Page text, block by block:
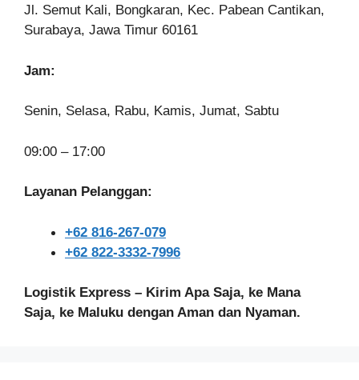
Jl. Semut Kali, Bongkaran, Kec. Pabean Cantikan,
Surabaya, Jawa Timur 60161
Jam:
Senin, Selasa, Rabu, Kamis, Jumat, Sabtu
09:00 – 17:00
Layanan Pelanggan:
+62 816-267-079
+62 822-3332-7996
Logistik Express – Kirim Apa Saja, ke Mana
Saja, ke Maluku dengan Aman dan Nyaman.